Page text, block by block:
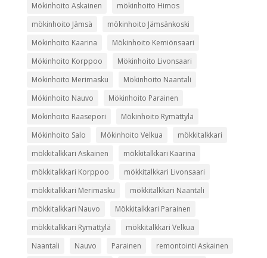
Mökinhoito Askainen
mökinhoito Himos
mökinhoito Jämsä
mökinhoito Jämsänkoski
Mökinhoito Kaarina
Mökinhoito Kemiönsaari
Mökinhoito Korppoo
Mökinhoito Livonsaari
Mökinhoito Merimasku
Mökinhoito Naantali
Mökinhoito Nauvo
Mökinhoito Parainen
Mökinhoito Raasepori
Mökinhoito Rymättylä
Mökinhoito Salo
Mökinhoito Velkua
mökkitalkkari
mökkitalkkari Askainen
mökkitalkkari Kaarina
mökkitalkkari Korppoo
mökkitalkkari Livonsaari
mökkitalkkari Merimasku
mökkitalkkari Naantali
mökkitalkkari Nauvo
Mökkitalkkari Parainen
mökkitalkkari Rymättylä
mökkitalkkari Velkua
Naantali
Nauvo Parainen
remontointi Askainen